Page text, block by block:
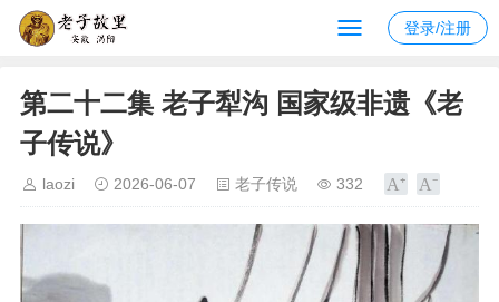
登录/注册
第二十二集 老子犁沟 国家级非遗《老
子传说》
laozi 2026-06-07 老子传说 332